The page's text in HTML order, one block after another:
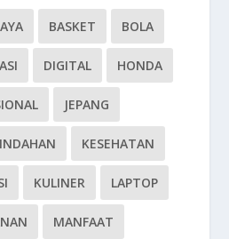
BASKET BOLA
DIGITAL HONDA
JEPANG
KESEHATAN
KULINER LAPTOP
MANFAAT